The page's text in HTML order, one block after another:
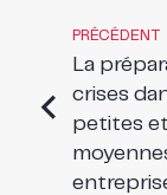
PRÉCÉDENT
La
crises
petites et